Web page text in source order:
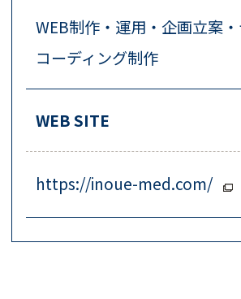
WEB制作・運用・企画立案・
コーディング制作
WEB SITE
https://inoue-med.com/